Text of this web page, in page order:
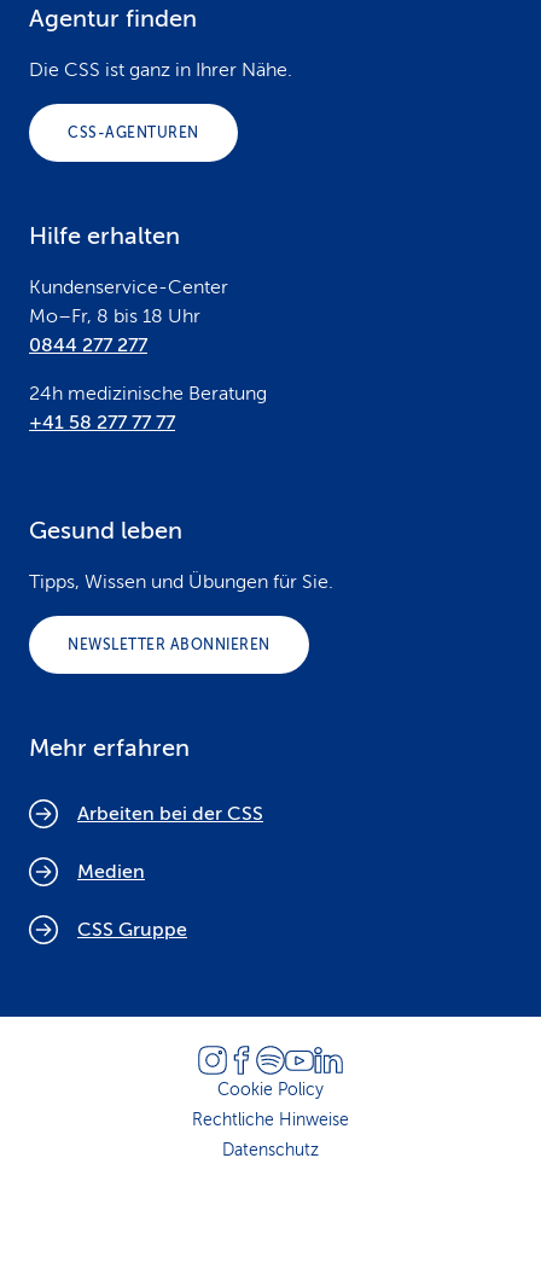
Agentur finden
Die CSS ist ganz in Ihrer Nähe.
CSS-AGENTUREN
Hilfe erhalten
Kundenservice-Center
Mo–Fr, 8 bis 18 Uhr
0844 277 277
24h medizinische Beratung
+41 58 277 77 77
Gesund leben
Tipps, Wissen und Übungen für Sie.
NEWSLETTER ABONNIEREN
Mehr erfahren
Arbeiten bei der CSS
Medien
CSS Gruppe
Cookie Policy
Rechtliche Hinweise
Datenschutz